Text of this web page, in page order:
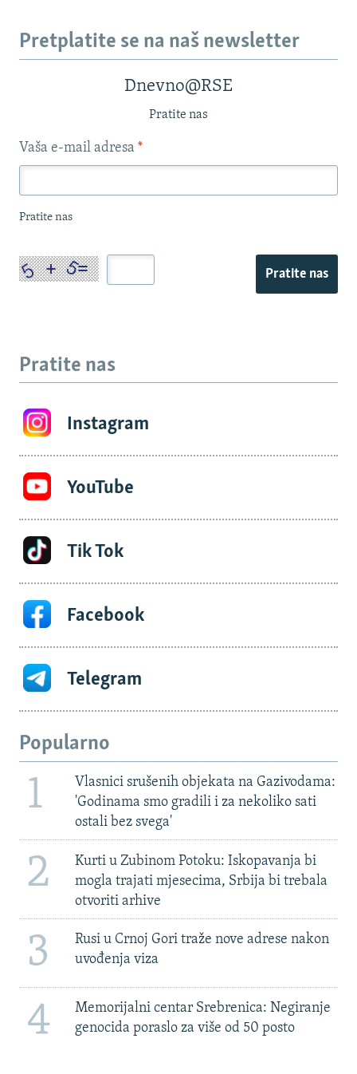
Pretplatite se na naš newsletter
Dnevno@RSE
Pratite nas
Vaša e-mail adresa *
Pratite nas
Pratite nas
Pratite nas
Instagram
YouTube
Tik Tok
Facebook
Telegram
Popularno
1
Vlasnici srušenih objekata na Gazivodama:
'Godinama smo gradili i za nekoliko sati
ostali bez svega'
2
Kurti u Zubinom Potoku: Iskopavanja bi
mogla trajati mjesecima, Srbija bi trebala
otvoriti arhive
3
Rusi u Crnoj Gori traže nove adrese nakon
uvođenja viza
4
Memorijalni centar Srebrenica: Negiranje
genocida poraslo za više od 50 posto